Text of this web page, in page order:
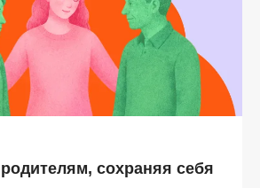
сохраняя себя